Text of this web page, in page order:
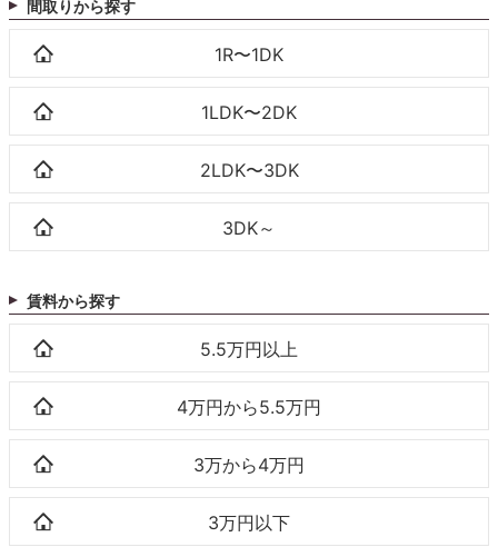
間取りから探す
1R〜1DK
1LDK〜2DK
2LDK〜3DK
3DK～
賃料から探す
5.5万円以上
4万円から5.5万円
3万から4万円
3万円以下